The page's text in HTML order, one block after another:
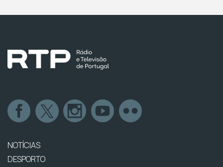
NOTÍCIAS
DESPORTO